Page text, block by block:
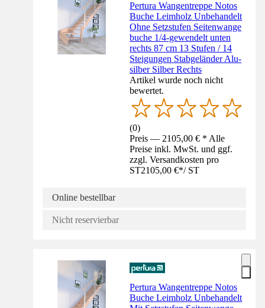
Pertura Wangentreppe Notos
Buche Leimholz Unbehandelt
Ohne Setzstufen Seitenwange
buche 1/4-gewendelt unten
rechts 87 cm 13 Stufen / 14
Steigungen Stabgeländer Alu-
silber Silber Rechts
Artikel wurde noch nicht
bewertet.
(0)
Preis — 2105,00 € * Alle
Preise inkl. MwSt. und ggf.
zzgl. Versandkosten pro
ST2105,00 €*/ ST
Online bestellbar
Nicht reservierbar
Pertura Wangentreppe Notos
Buche Leimholz Unbehandelt